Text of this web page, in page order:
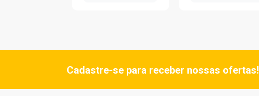
Cadastre-se para receber nossas ofertas!